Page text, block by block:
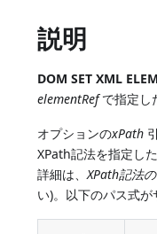
説明
DOM SET XML
elementRefで指定し
オプションのxPath
XPath記法を指定し
詳細は、XPath記法
い)。以下のパス式